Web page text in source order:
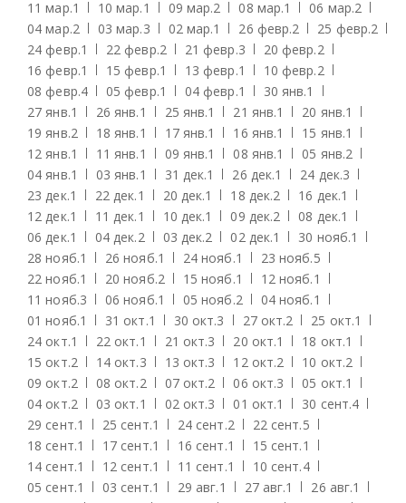
11 мар.1 10 мар.1 09 мар.2 08 мар.1 06 мар.2
04 мар.2 03 мар.3 02 мар.1 26 февр.2 25 февр.2
24 февр.1 22 февр.2 21 февр.3 20 февр.2
16 февр.1 15 февр.1 13 февр.1 10 февр.2
08 февр.4 05 февр.1 04 февр.1 30 янв.1
27 янв.1 26 янв.1 25 янв.1 21 янв.1 20 янв.1
19 янв.2 18 янв.1 17 янв.1 16 янв.1 15 янв.1
12 янв.1 11 янв.1 09 янв.1 08 янв.1 05 янв.2
04 янв.1 03 янв.1 31 дек.1 26 дек.1 24 дек.3
23 дек.1 22 дек.1 20 дек.1 18 дек.2 16 дек.1
12 дек.1 11 дек.1 10 дек.1 09 дек.2 08 дек.1
06 дек.1 04 дек.2 03 дек.2 02 дек.1 30 нояб.1
28 нояб.1 26 нояб.1 24 нояб.1 23 нояб.5
22 нояб.1 20 нояб.2 15 нояб.1 12 нояб.1
11 нояб.3 06 нояб.1 05 нояб.2 04 нояб.1
01 нояб.1 31 окт.1 30 окт.3 27 окт.2 25 окт.1
24 окт.1 22 окт.1 21 окт.3 20 окт.1 18 окт.1
15 окт.2 14 окт.3 13 окт.3 12 окт.2 10 окт.2
09 окт.2 08 окт.2 07 окт.2 06 окт.3 05 окт.1
04 окт.2 03 окт.1 02 окт.3 01 окт.1 30 сент.4
29 сент.1 25 сент.1 24 сент.2 22 сент.5
18 сент.1 17 сент.1 16 сент.1 15 сент.1
14 сент.1 12 сент.1 11 сент.1 10 сент.4
05 сент.1 03 сент.1 29 авг.1 27 авг.1 26 авг.1